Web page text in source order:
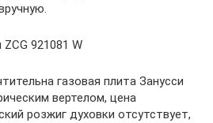
921081 W
газовая плита Занусси
вертелом, цена
розжиг духовки отсутствует,